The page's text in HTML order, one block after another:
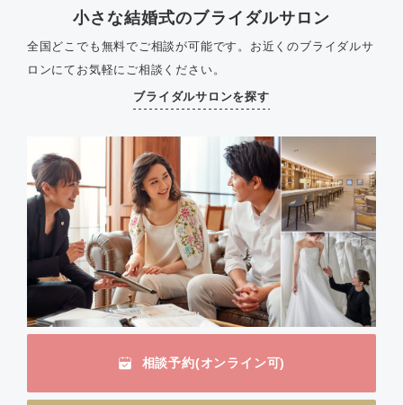
小さな結婚式のブライダルサロン
全国どこでも無料でご相談が可能です。 お近くのブライダルサ
ロンにてお気軽にご相談ください。
ブライダルサロンを探す
相談予約(オンライン可)